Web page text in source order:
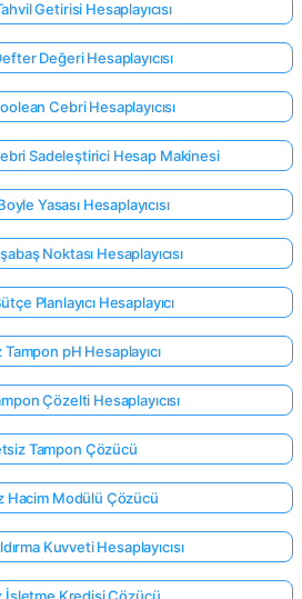
Getirisi Hesaplayıcısı
Değeri Hesaplayıcısı
Cebri Hesaplayıcısı
Sadeleştirici Hesap Makinesi
Yasası Hesaplayıcısı
Noktası Hesaplayıcısı
Planlayıcı Hesaplayıcı
pH Hesaplayıcı
Çözelti Hesaplayıcısı
Tampon Çözücü
Hacim Modülü Çözücü
Kuvveti Hesaplayıcısı
İşletme Kredisi Çözücü